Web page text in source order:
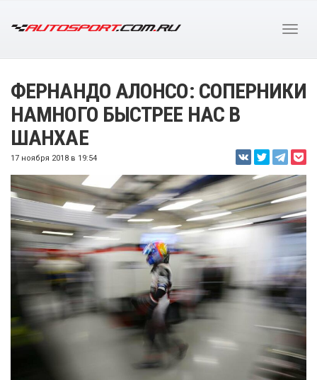
ФЕРНАНДО АЛОНСО: СОПЕРНИКИ
НАМНОГО БЫСТРЕЕ НАС В
ШАНХАЕ
17 ноября 2018 в 19:54